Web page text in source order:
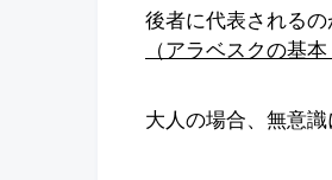
後者に代表されるの
（アラベスクの基
大人の場合、無意